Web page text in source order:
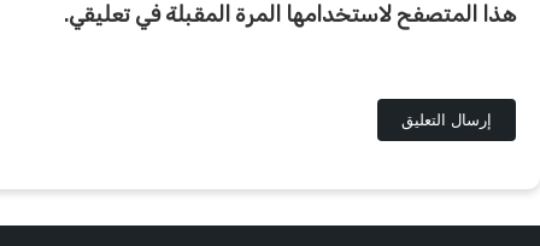
هذا المتصفح لاستخدامها المرة المقبلة في تعليقي.